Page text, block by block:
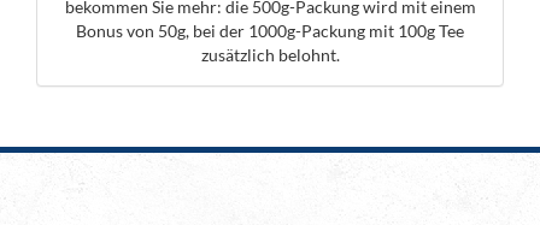
bekommen Sie mehr: die 500g-Packung wird mit einem
Bonus von 50g, bei der 1000g-Packung mit 100g Tee
zusätzlich belohnt.